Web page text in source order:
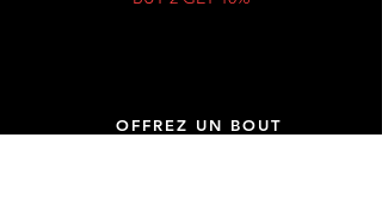
OFFREZ UN BOUT